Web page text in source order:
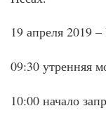
19 апреля 2019
09:30 утренняя
10:00 начало